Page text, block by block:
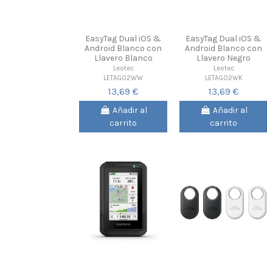
EasyTag Dual iOS &
Android Blanco con
Llavero Blanco
Leotec
LETAG02WW
13,69 €
Añadir al
carrito
EasyTag Dual iOS &
Android Blanco con
Llavero Negro
Leotec
LETAG02WK
13,69 €
Añadir al
carrito